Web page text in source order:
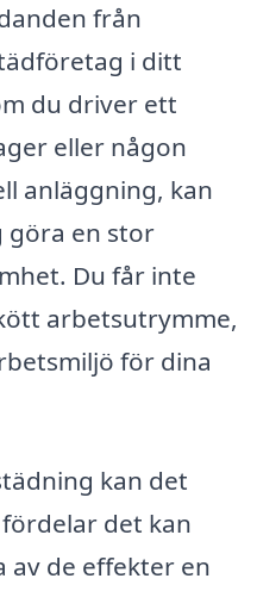
från
i ditt
du driver ett
eller någon
anläggning, kan
göra en stor
Du får inte
arbetsutrymme,
för dina
kan det
det kan
av de effekter en